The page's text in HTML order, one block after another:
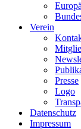
Verein
Presse
Logo
Datenschutz
Impressum